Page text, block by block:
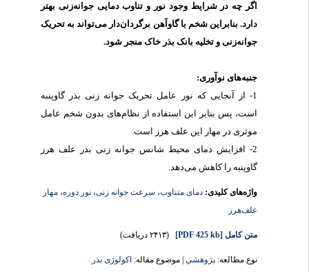
اگر چه در شرایط وجود نور و تناوب دمایی جوانه‌زنی بهتر
دارد. بنابراین شخم با گاوآهن برگردان‌دار می‌تواند به تحریک
جوانه‌زنی و تخلیه بانک بذر خاک منجر شود.
جنبه‌های نوآوری:
1- از آنجایی که نور عامل تحریک جوانه زنی بذر گاوپنبه
است، پس بنابر این استفاده از نظام‌های بدون شخم عامل
موثری در مهار این علف هرز است.
2- افزایش دمای محیط شانس جوانه زنی بذر علف هرز
گاوپنبه را کاهش می‌دهد.
واژه‌های کلیدی:دمای متناوب،سرعت جوانه زنی، نور دوره،مهار
علف‌هرز
متن کامل[PDF 425 kb] (۲۴۱۳ دریافت)
نوع مطالعه:پژوهشي| موضوع مقاله:اکولوژی بذر